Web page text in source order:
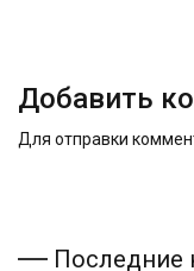
Добавить
Для отправки
Последние